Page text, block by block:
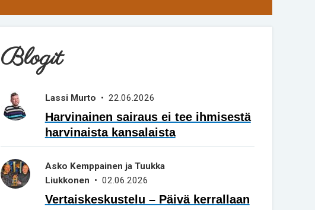
Blogit
Lassi Murto • 22.06.2026
Harvinainen sairaus ei tee ihmisestä
harvinaista kansalaista
Asko Kemppainen ja Tuukka
Liukkonen • 02.06.2026
Vertaiskeskustelu – Päivä kerrallaan